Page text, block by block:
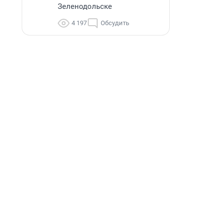
Зеленодольске
4 197 Обсудить